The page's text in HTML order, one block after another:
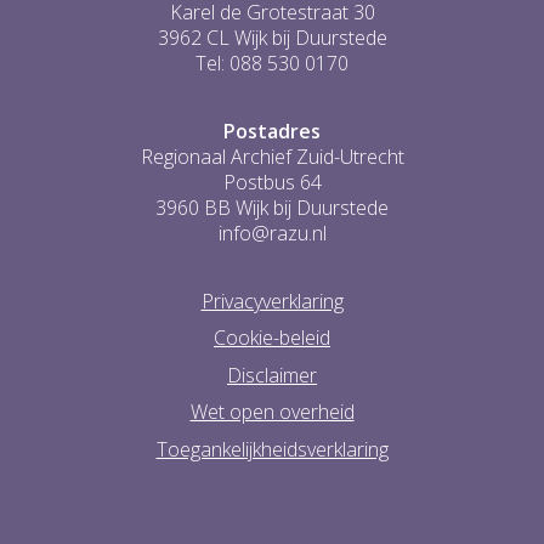
Karel de Grotestraat 30
3962 CL Wijk bij Duurstede
Tel: 088 530 0170
Postadres
Regionaal Archief Zuid-Utrecht
Postbus 64
3960 BB Wijk bij Duurstede
info@razu.nl
Privacyverklaring
Cookie-beleid
Disclaimer
Wet open overheid
Toegankelijkheidsverklaring